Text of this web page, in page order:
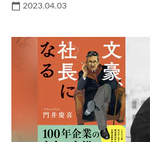
2023.04.03